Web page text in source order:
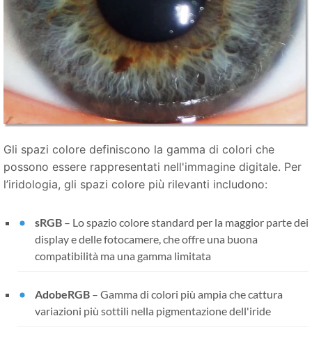
Gli spazi colore definiscono la gamma di colori che
possono essere rappresentati nell'immagine digitale. Per
l’iridologia, gli spazi colore più rilevanti includono:
sRGB – Lo spazio colore standard per la maggior parte dei
display e delle fotocamere, che offre una buona
compatibilità ma una gamma limitata
AdobeRGB – Gamma di colori più ampia che cattura
variazioni più sottili nella pigmentazione dell'iride